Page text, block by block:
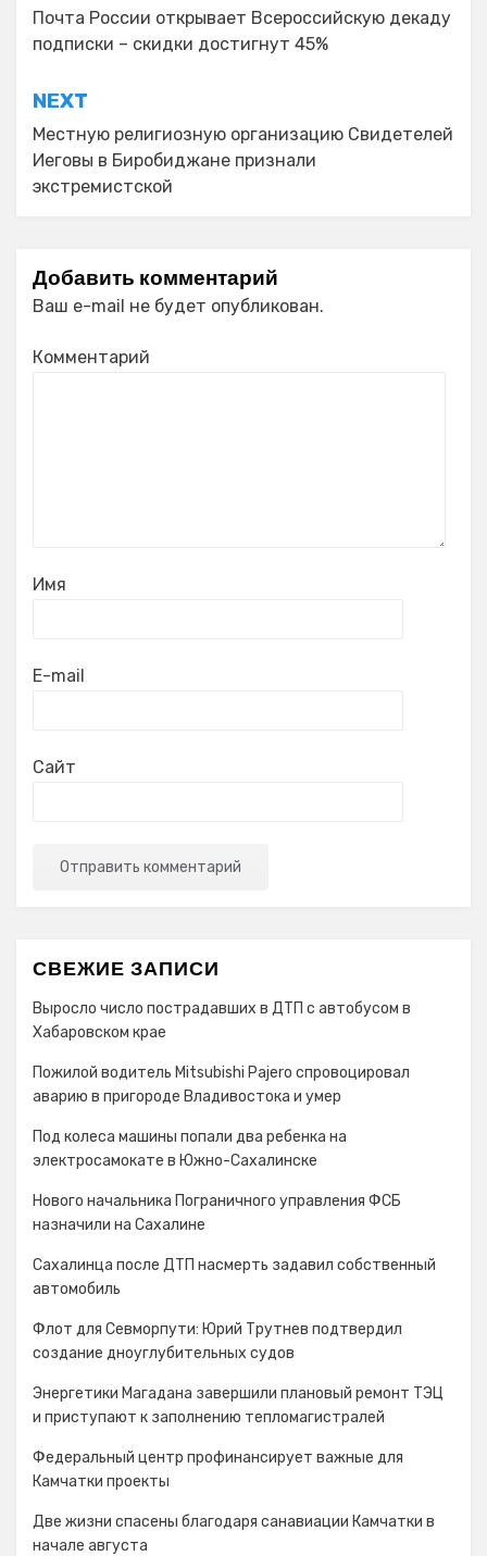
по
записям
Почта России открывает Всероссийскую декаду
подписки – скидки достигнут 45%
NEXT
Местную религиозную организацию Свидетелей
Иеговы в Биробиджане признали
экстремистской
Добавить комментарий
Ваш e-mail не будет опубликован.
Комментарий
Имя
E-mail
Сайт
СВЕЖИЕ ЗАПИСИ
Выросло число пострадавших в ДТП с автобусом в
Хабаровском крае
Пожилой водитель Mitsubishi Pajero спровоцировал
аварию в пригороде Владивостока и умер
Под колеса машины попали два ребенка на
электросамокате в Южно-Сахалинске
Нового начальника Пограничного управления ФСБ
назначили на Сахалине
Сахалинца после ДТП насмерть задавил собственный
автомобиль
Флот для Севморпути: Юрий Трутнев подтвердил
создание дноуглубительных судов
Энергетики Магадана завершили плановый ремонт ТЭЦ
и приступают к заполнению тепломагистралей
Федеральный центр профинансирует важные для
Камчатки проекты
Две жизни спасены благодаря санавиации Камчатки в
начале августа